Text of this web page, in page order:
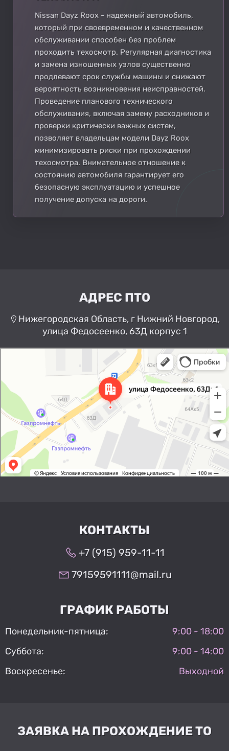
Nissan Dayz Roox - надежный автомобиль,
который при своевременном и качественном
обслуживании способен без проблем
проходить техосмотр. Регулярная диагностика
и замена изношенных узлов существенно
продлевают срок службы машины и снижают
вероятность возникновения неисправностей.
Проведение планового технического
обслуживания, включая замену расходников и
проверки критически важных систем,
позволяет владельцам модели Dayz Roox
минимизировать риски при прохождении
техосмотра. Внимательное отношение к
состоянию автомобиля гарантирует его
безопасную эксплуатацию и успешное
получение допуска на дороги.
АДРЕС ПТО
Нижегородская Область, г Нижний Новгород,
улица Федосеенко, 63Д корпус 1
Нижний Новгород
Улица Федосеенко, 63Дк1 —
Яндекс Карты
КОНТАКТЫ
+7 (915) 959-11-11
79159591111@mail.ru
ГРАФИК РАБОТЫ
Понедельник-пятница:
9:00 - 18:00
Суббота:
9:00 - 14:00
Воскресенье:
Выходной
ЗАЯВКА НА ПРОХОЖДЕНИЕ ТО